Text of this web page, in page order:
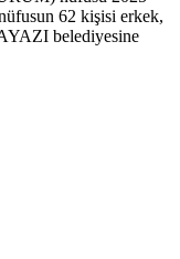
62 kişisi erkek,
belediyesine